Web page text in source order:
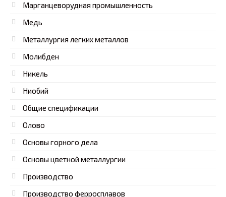
Марганцеворудная промышленность
Медь
Металлургия легких металлов
Молибден
Никель
Ниобий
Общие спецификации
Олово
Основы горного дела
Основы цветной металлургии
Производство
Производство ферросплавов